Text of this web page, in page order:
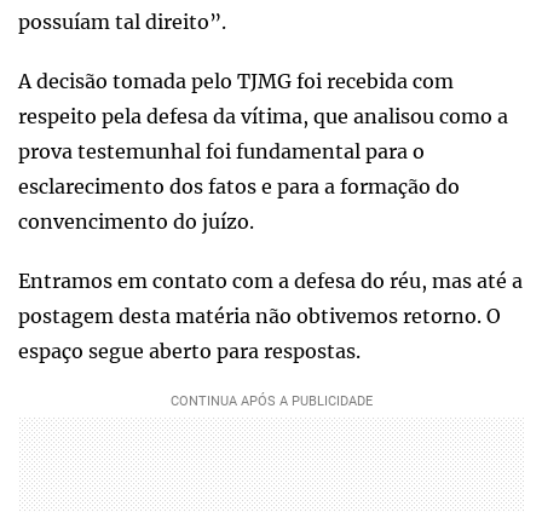
possuíam tal direito”.
A decisão tomada pelo TJMG foi recebida com
respeito pela defesa da vítima, que analisou como a
prova testemunhal foi fundamental para o
esclarecimento dos fatos e para a formação do
convencimento do juízo.
Entramos em contato com a defesa do réu, mas até a
postagem desta matéria não obtivemos retorno. O
espaço segue aberto para respostas.